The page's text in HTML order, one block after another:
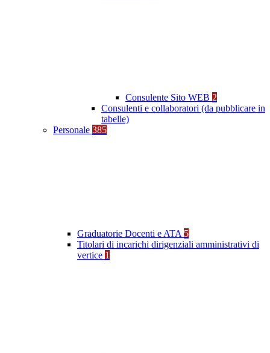
Consulente Sito WEB 2
Consulenti e collaboratori (da pubblicare in
tabelle)
Personale 385
Graduatorie Docenti e ATA 5
Titolari di incarichi dirigenziali amministrativi di
vertice 1